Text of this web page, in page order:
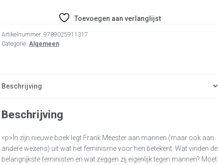
wezens
aantal
Toevoegen aan verlanglijst
Artikelnummer: 9789025911317
Categorie: Algemeen
Beschrijving
Beschrijving
<p>In zijn nieuwe boek legt Frank Meester aan mannen (maar ook aan
andere wezens) uit wat het feminisme voor hen betekent. Wat vinden de
belangrijkste feministen en wat zeggen zij eigenlijk tegen mannen? Moet